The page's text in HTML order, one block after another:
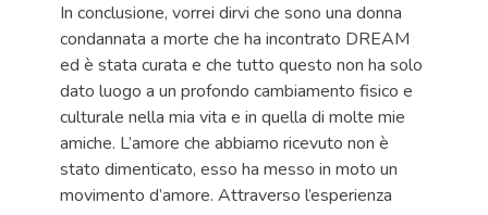
In conclusione, vorrei dirvi che sono una donna
condannata a morte che ha incontrato DREAM
ed è stata curata e che tutto questo non ha solo
dato luogo a un profondo cambiamento fisico e
culturale nella mia vita e in quella di molte mie
amiche. L’amore che abbiamo ricevuto non è
stato dimenticato, esso ha messo in moto un
movimento d’amore. Attraverso l’esperienza